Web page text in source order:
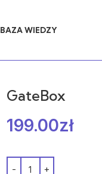
BAZA WIEDZY
GateBox
199.00zł